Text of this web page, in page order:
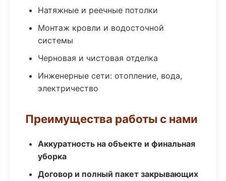
Натяжные и реечные потолки
Монтаж кровли и водосточной
системы
Черновая и чистовая отделка
Инженерные сети: отопление, вода,
электричество
Преимущества работы с нами
Аккуратность на объекте и финальная
уборка
Договор и полный пакет закрывающих